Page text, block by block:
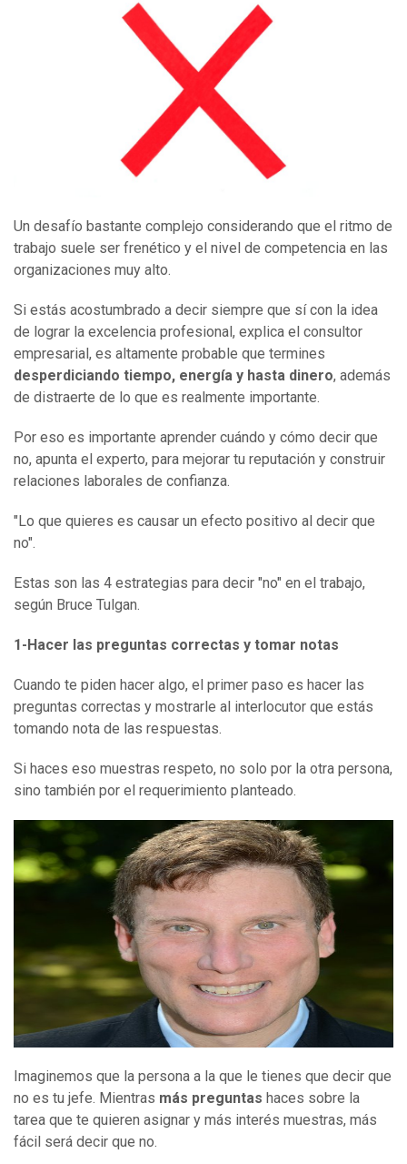
Un desafío bastante complejo considerando que el ritmo de
trabajo suele ser frenético y el nivel de competencia en las
organizaciones muy alto.
Si estás acostumbrado a decir siempre que sí con la idea
de lograr la excelencia profesional, explica el consultor
empresarial, es altamente probable que termines
desperdiciando tiempo, energía y hasta dinero, además
de distraerte de lo que es realmente importante.
Por eso es importante aprender cuándo y cómo decir que
no, apunta el experto, para mejorar tu reputación y construir
relaciones laborales de confianza.
"Lo que quieres es causar un efecto positivo al decir que
no".
Estas son las 4 estrategias para decir "no" en el trabajo,
según Bruce Tulgan.
1- Hacer las preguntas correctas y tomar notas
Cuando te piden hacer algo, el primer paso es hacer las
preguntas correctas y mostrarle al interlocutor que estás
tomando nota de las respuestas.
Si haces eso muestras respeto, no solo por la otra persona,
sino también por el requerimiento planteado.
Imaginemos que la persona a la que le tienes que decir que
no es tu jefe. Mientras más preguntas haces sobre la
tarea que te quieren asignar y más interés muestras, más
fácil será decir que no.